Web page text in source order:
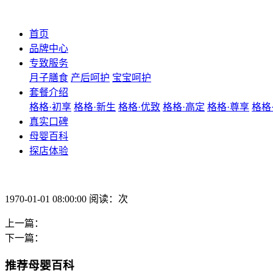
首页
品牌中心
专致服务
月子膳食 产后呵护 宝宝呵护
套餐介绍
格格·初享 格格·新生 格格·优致 格格·高定 格格·尊享 格格
真实口碑
母婴百科
探店体验
1970-01-01 08:00:00 阅读：次
上一篇：
下一篇：
推荐母婴百科